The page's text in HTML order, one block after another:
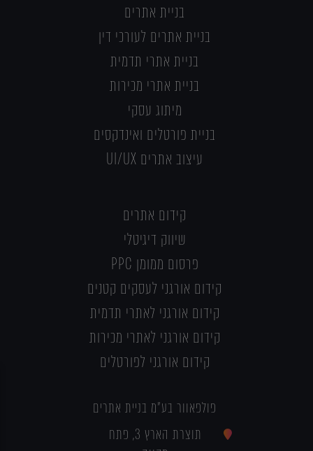
בניית אתרים
בניית אתרים לעורכי דין
בניית אתרי תדמית
בניית אתרי מכירות
מיתוג עסקי
בניית פורטלים ואינדקסים
עיצוב אתרים UI/UX
קידום אתרים
שיווק דיגיטלי
פרסום ממומן PPC
קידום אורגני לעסקים קטנים
קידום אורגני לאתרי תדמית
קידום אורגני לאתרי מכירות
קידום אורגני לפורטלים
פולפאוור בע"מ בניית אתרים
תוצרת הארץ 3, פתח